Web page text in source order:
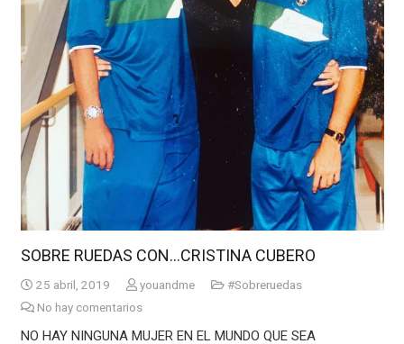
SOBRE RUEDAS CON…CRISTINA CUBERO
25 abril, 2019 youandme
#Sobreruedas
No hay comentarios
NO HAY NINGUNA MUJER EN EL MUNDO QUE SEA